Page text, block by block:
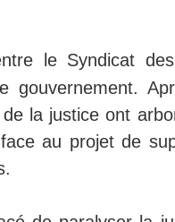
le Syndicat
gouvernement.
la justice ont
au projet de